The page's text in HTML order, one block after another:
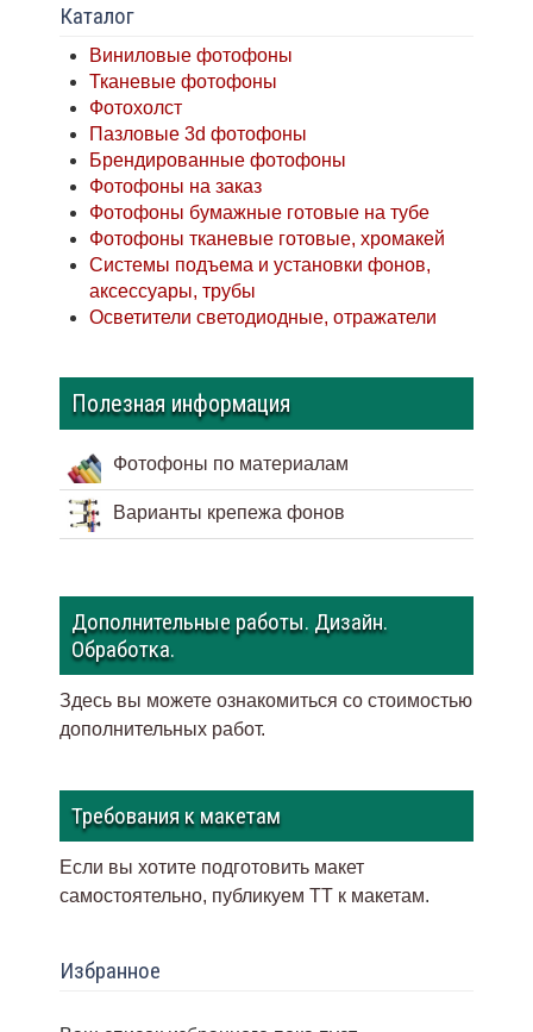
Каталог
Виниловые фотофоны
Тканевые фотофоны
Фотохолст
Пазловые 3d фотофоны
Брендированные фотофоны
Фотофоны на заказ
Фотофоны бумажные готовые на тубе
Фотофоны тканевые готовые, хромакей
Системы подъема и установки фонов,
аксессуары, трубы
Осветители светодиодные, отражатели
Полезная информация
Фотофоны по материалам
Варианты крепежа фонов
Дополнительные работы. Дизайн.
Обработка.
Здесь вы можете ознакомиться со стоимостью
дополнительных работ.
Требования к макетам
Если вы хотите подготовить макет
самостоятельно, публикуем ТТ к макетам.
Избранное